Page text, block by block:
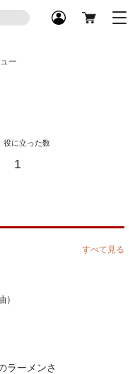
ー
役に立った数
1
すべて見る
ラーメンさ